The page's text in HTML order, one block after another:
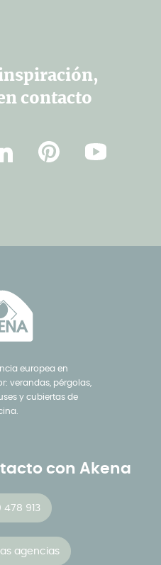
europea en
verandas, pérgolas,
y cubiertas de
con Akena
478 913
agencias
contacto
LinkedinPinterestYouTube